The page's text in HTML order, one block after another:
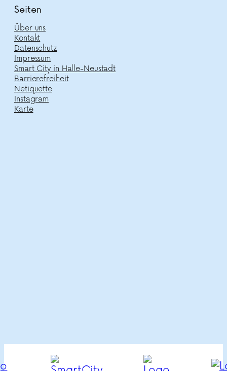
Seiten
Über uns
Kontakt
Datenschutz
Impressum
Smart City in Halle-Neustadt
Barrierefreiheit
Netiquette
Instagram
Karte